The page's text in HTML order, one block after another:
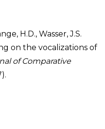
H.D., Wasser, J.S.
on the vocalizations of
of Comparative